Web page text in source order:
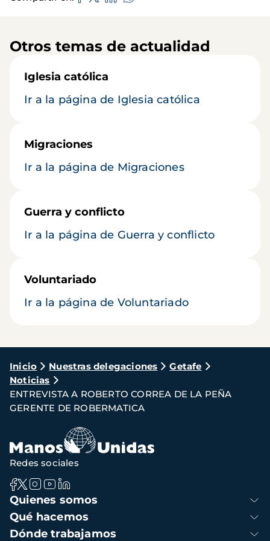
Otros temas de actualidad
Iglesia católica
Ir a la página de Iglesia católica
Migraciones
Ir a la página de Migraciones
Guerra y conflicto
Ir a la página de Guerra y conflicto
Voluntariado
Ir a la página de Voluntariado
Ruta
de
navegación
Inicio Nuestras delegaciones
Getafe
Noticias
ENTREVISTA A ROBERTO CORREA DE LA PEÑA
GERENTE DE ROBERMATICA
Navegación
principal
Quienes somos
Qué hacemos
Dónde trabajamos
Redes sociales